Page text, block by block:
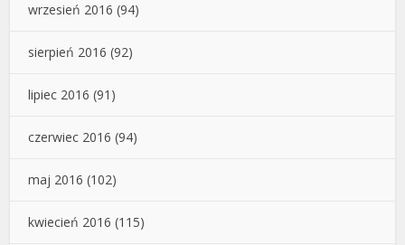
wrzesień 2016 (94)
sierpień 2016 (92)
lipiec 2016 (91)
czerwiec 2016 (94)
maj 2016 (102)
kwiecień 2016 (115)